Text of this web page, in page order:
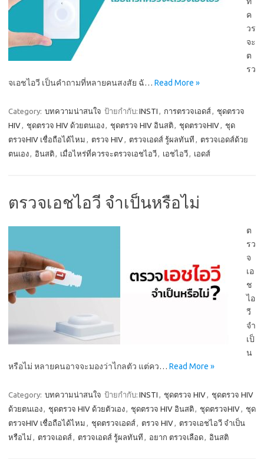
ค
วร
จะ
ต
รว
จเอชไอวี เป็นคำถามที่หลายคนสงสัย ฉั… Read More »
Category: บทความน่าสนใจ ป้ายกำกับ: INSTI , การตรวจเอดส์, ชุดตรวจ
HIV, ชุดตรวจ HIV ด้วยตนเอง, ชุดตรวจ HIV อินสติ, ชุดตรวจHIV, ชุด
ตรวจHIV เชื่อถือได้ไหม , ตรวจ HIV, ตรวจเอดส์ รู้ผลทันที , ตรวจเอดส์ด้วย
ตนเอง, อินสติ, เมื่อไหร่ที่ควรจะตรวจเอชไอวี, เอชไอวี, เอดส์
ตรวจเอชไอวี จำเป็นหรือไม่
ต
รว
จ
เอ
ช
ไอ
วี
จำ
เป็
น
หรือไม่ หลายคนอาจจะมองว่าไกลตัว แต่คว… Read More »
Category: บทความน่าสนใจ ป้ายกำกับ: INSTI , ชุดตรวจ HIV, ชุดตรวจ HIV
ด้วยตนเอง, ชุดตรวจ HIV ด้วยตัวเอง, ชุดตรวจ HIV อินสติ, ชุดตรวจHIV, ชุด
ตรวจHIV เชื่อถือได้ไหม , ชุดตรวจเอดส์, ตรวจ HIV, ตรวจเอชไอวี จำเป็น
หรือไม่ , ตรวจเอดส์, ตรวจเอดส์ รู้ผลทันที , อยาก ตรวจเลือด, อินสติ